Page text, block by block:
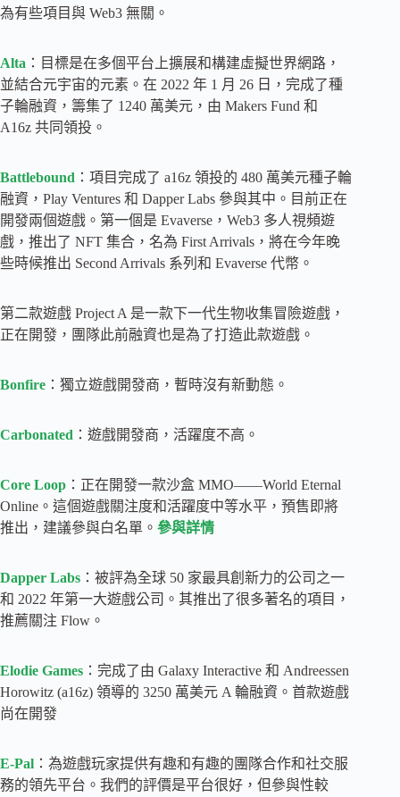
為有些項目與 Web3 無關。
Alta ：目標是在多個平台上擴展和構建虛擬世界網路，
並結合元宇宙的元素。在 2022 年 1 月 26 日，完成了種
子輪融資，籌集了 1240 萬美元，由 Makers Fund 和
A16z 共同領投。
Battlebound ：項目完成了 a16z 領投的 480 萬美元種子輪
融資，Play Ventures 和 Dapper Labs 參與其中。目前正在
開發兩個遊戲。第一個是 Evaverse，Web3 多人視頻遊
戲，推出了 NFT 集合，名為 First Arrivals，將在今年晚
些時候推出 Second Arrivals 系列和 Evaverse 代幣。
第二款遊戲 Project A 是一款下一代生物收集冒險遊戲，
正在開發，團隊此前融資也是為了打造此款遊戲。
Bonfire ：獨立遊戲開發商，暫時沒有新動態。
Carbonated ：遊戲開發商，活躍度不高。
Core Loop ：正在開發一款沙盒 MMO——World Eternal
Online。這個遊戲關注度和活躍度中等水平，預售即將
推出，建議參與白名單。 參與詳情
Dapper Labs ：被評為全球 50 家最具創新力的公司之一
和 2022 年第一大遊戲公司。其推出了很多著名的項目，
推薦關注 Flow。
Elodie Games ：完成了由 Galaxy Interactive 和 Andreessen
Horowitz (a16z) 領導的 3250 萬美元 A 輪融資。首款遊戲
尚在開發
E-Pal ：為遊戲玩家提供有趣和有趣的團隊合作和社交服
務的領先平台。我們的評價是平台很好，但參與性較